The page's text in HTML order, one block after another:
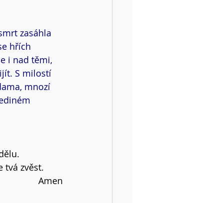
zasáhla
hřích
i nad těmi,
S milostí
mnozí
tvá zvěst.
Amen